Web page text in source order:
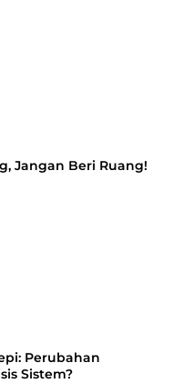
Jangan Beri Ruang!
Perubahan
Sistem?